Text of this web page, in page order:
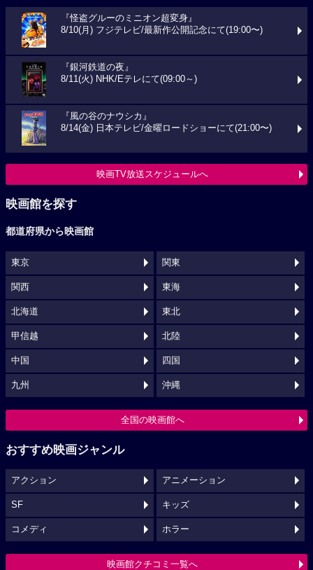
『怪盗グルーのミニオン超変身』
8/10(月) フジテレビ/最新作公開記念にて(19:00〜)
『銀河鉄道の夜』
8/11(火) NHK/Eテレにて(09:00～)
『風の谷のナウシカ』
8/14(金) 日本テレビ/金曜ロードショーにて(21:00〜)
映画TV放送スケジュールへ
映画館を探す
都道府県から映画館
東京 関東
関西 東海
北海道 東北
甲信越 北陸
中国 四国
九州 沖縄
全国の映画館へ
おすすめ映画ジャンル
アクション アニメーション
SF キッズ
コメディ ホラー
映画館クチコミ一覧へ